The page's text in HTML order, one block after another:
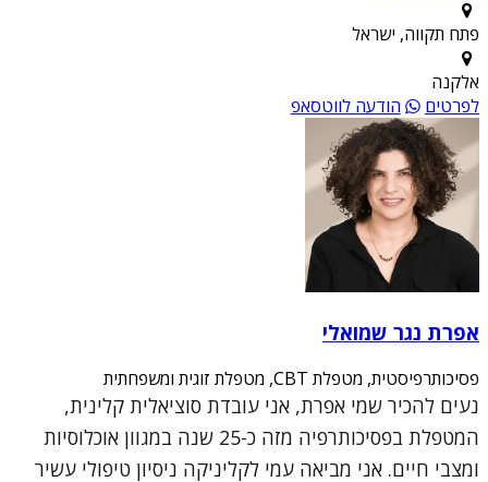
פתח תקווה, ישראל
אלקנה
לפרטים
הודעה לווטסאפ
אפרת נגר שמואלי
פסיכותרפיסטית, מטפלת CBT, מטפלת זוגית ומשפחתית
נעים להכיר שמי אפרת, אני עובדת סוציאלית קלינית,
המטפלת בפסיכותרפיה מזה כ-25 שנה במגוון אוכלוסיות
ומצבי חיים. אני מביאה עמי לקליניקה ניסיון טיפולי עשיר